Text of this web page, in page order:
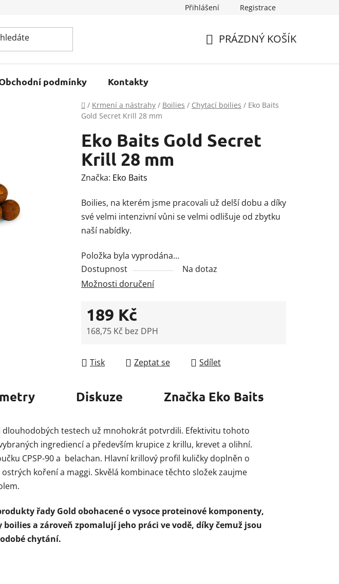
Přihlášení Registrace
PRÁZDNÝ KOŠÍK
podmínky Kontakty
Domů
/ Krmení a nástrahy / Boilies / Chytací boilies / Eko Baits
Gold Secret Krill 28 mm
Eko Baits Gold Secret
Krill 28 mm
Značka: Eko Baits
Boilies, na kterém jsme pracovali už delší dobu a díky
své velmi intenzivní vůni se velmi odlišuje od zbytku
naší nabídky.
Položka byla vyprodána…
Dostupnost
Na dotaz
Možnosti doručení
189 Kč
168,75 Kč bez DPH
Tisk
Zeptat se Sdílet
Diskuze Značka Eko Baits
testech už mnohokrát potvrdili. Efektivitu tohoto
ingrediencí a především krupice z krillu, krevet a olihní.
CPSP-90 a belachan. Hlavní krillový profil kuličky doplněn o
koření a maggi. Skvělá kombinace těchto složek zaujme
řady Gold obohacené o vysoce proteinové komponenty,
a zároveň zpomalují jeho práci ve vodě, díky čemuž jsou
chytání.